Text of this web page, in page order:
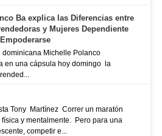
Ba explica las Diferencias entre
y Mujeres Dependiente
dominicana Michelle Polanco
en una cápsula hoy domingo la
Tony Martínez Correr un maratón
y mentalmente. Pero para una
competir e...